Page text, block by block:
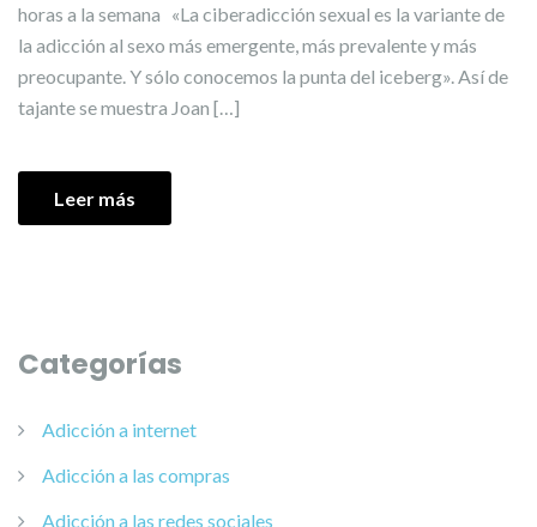
horas a la semana «La ciberadicción sexual es la variante de
la adicción al sexo más emergente, más prevalente y más
preocupante. Y sólo conocemos la punta del iceberg». Así de
tajante se muestra Joan […]
Leer más
Categorías
Adicción a internet
Adicción a las compras
Adicción a las redes sociales